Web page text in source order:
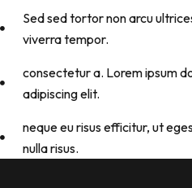
Sed sed tortor non arcu
viverra tempor.
consectetur a. Lorem ipsum
adipiscing elit.
neque eu risus efficitur, ut
nulla risus.